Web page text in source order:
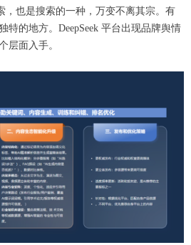
，也是搜索的一种，万变不离其宗。 有
特的地方。DeepSeek 平台出现品牌舆情
层面入手。